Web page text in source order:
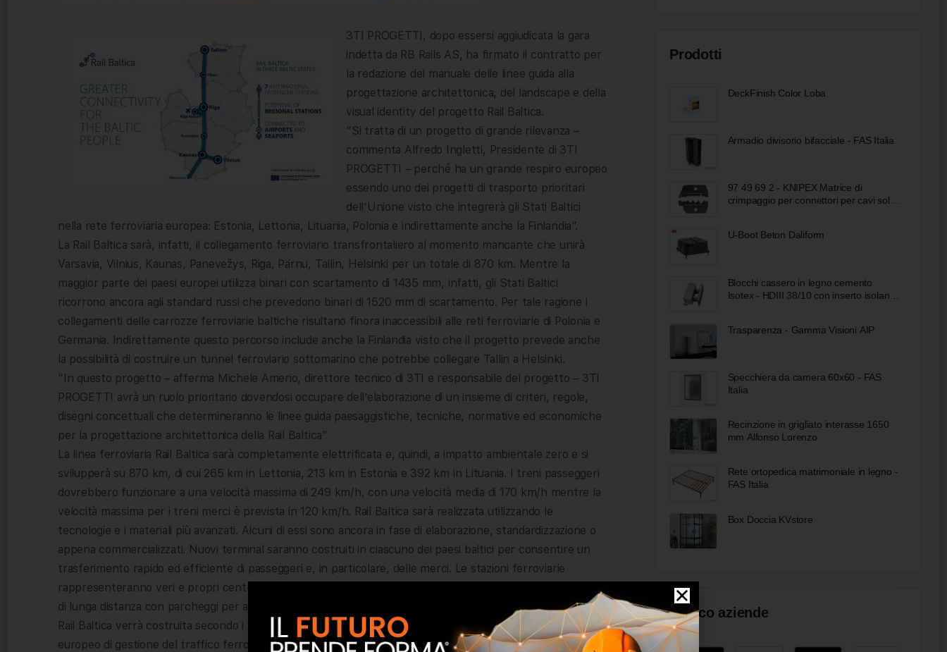
3TI PROGETTI, dopo essersi aggiudicata la gara
indetta da RB Rails AS, ha firmato il contratto per
la redazione del manuale delle linee guida alla
progettazione architettonica, del landscape e della
visual identity del progetto Rail Baltica.
“Si tratta di un progetto di grande rilevanza –
commenta Alfredo Ingletti, Presidente di 3TI
PROGETTI – perché ha un grande respiro europeo
essendo uno dei progetti di trasporto prioritari
dell’Unione visto che integrerà gli Stati Baltici
nella rete ferroviaria europea: Estonia, Lettonia, Lituania, Polonia e indirettamente anche la Finlandia”.
La Rail Baltica sarà, infatti, il collegamento ferroviario transfrontaliero al momento mancante che unirà
Varsavia, Vilnius, Kaunas, Panevežys, Riga, Pärnu, Tallin, Helsinki per un totale di 870 km. Mentre la
maggior parte dei paesi europei utilizza binari con scartamento di 1435 mm, infatti, gli Stati Baltici
ricorrono ancora agli standard russi che prevedono binari di 1520 mm di scartamento. Per tale ragione i
collegamenti delle carrozze ferroviarie baltiche risultano finora inaccessibili alle reti ferroviarie di Polonia e
Germania. Indirettamente questo percorso include anche la Finlandia visto che il progetto prevede anche
la possibilità di costruire un tunnel ferroviario sottomarino che potrebbe collegare Tallin a Helsinki.
“In questo progetto – afferma Michele Amerio, direttore tecnico di 3TI e responsabile del progetto – 3TI
PROGETTI avrà un ruolo prioritario dovendosi occupare dell’elaborazione di un insieme di criteri, regole,
disegni concettuali che determineranno le linee guida paesaggistiche, tecniche, normative ed economiche
per la progettazione architettonica della Rail Baltica”.
La linea ferroviaria Rail Baltica sarà completamente elettrificata e, quindi, a impatto ambientale zero e si
svilupperà su 870 km, di cui 265 km in Lettonia, 213 km in Estonia e 392 km in Lituania. I treni passeggeri
dovrebbero funzionare a una velocità massima di 249 km/h, con una velocità media di 170 km/h mentre la
velocità massima per i treni merci è prevista in 120 km/h. Rail Baltica sarà realizzata utilizzando le
tecnologie e i materiali più avanzati. Alcuni di essi sono ancora in fase di elaborazione, standardizzazione o
appena commercializzati. Nuovi terminal saranno costruiti in ciascuno dei paesi baltici per consentire un
trasferimento rapido ed efficiente di passeggeri e, in particolare, delle merci. Le stazioni ferroviarie
rappresenteranno veri e propri centri multimodali per il collegamento con diversi servizi urbani, regionali e
di lunga distanza con parcheggi per auto e biciclette, negozi e aree ricreative.
Rail Baltica verrà costruita secondo i più severi requisiti di sicurezza. L’ultima generazione del sistema
europeo di gestione del traffico ferroviario (ERTMS) sarà utilizzata per controllare il movimento del treno.
Prodotti
DeckFinish Color Loba
Armadio divisorio bifacciale - FAS Italia
97 49 69 2 - KNIPEX Matrice di
crimpaggio per connettori per cavi solari
U-Boot Beton Daliform
Blocchi cassero in legno cemento
Isotex - HDIII 38/10 con inserto isolante
Trasparenza - Gamma Visioni AIP
Specchiera da camera 60x60 - FAS
Italia
Recinzione in grigliato interasse 1650
mm Alfonso Lorenzo
Rete ortopedica matrimoniale in legno -
FAS Italia
Box Doccia KVstore
Elenco aziende